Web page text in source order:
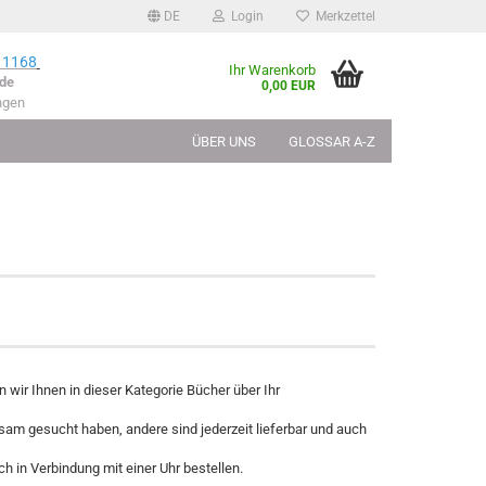
DE Login Merkzettel
Ihr Warenkorb
0,00 EUR
ÜBER UNS GLOSSAR A-Z
Ihnen in dieser Kategorie Bücher über Ihr
gesucht haben, andere sind jederzeit lieferbar und auch
in Verbindung mit einer Uhr bestellen.